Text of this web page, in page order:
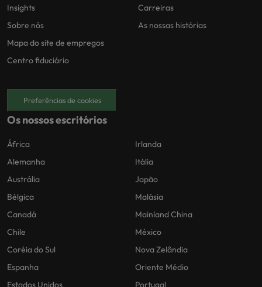
Insights
Sobre nós
Mapa do site de empregos
Centro fiduciário
Carreiras
As nossas histórias
Preferências de cookies
Os nossos escritórios
África
Alemanha
Austrália
Bélgica
Canadá
Chile
Coréia do Sul
Espanha
Irlanda
Itália
Japão
Malásia
Mainland China
México
Nova Zelândia
Oriente Médio